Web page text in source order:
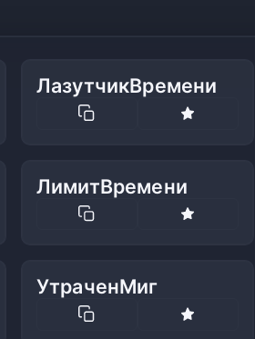
ЛазутчикВремени
ЛимитВремени
УтраченМиг